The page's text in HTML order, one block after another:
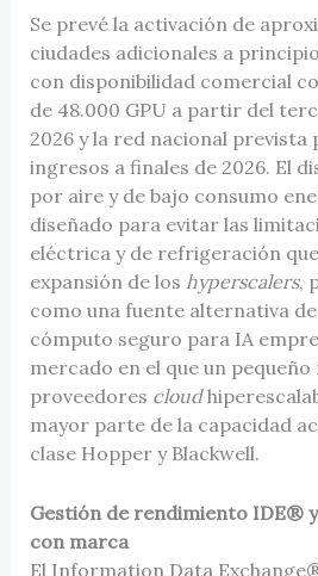
Se prevé la activación de
ciudades adicionales a
con disponibilidad comercial
de 48.000 GPU a partir del
2026 y la red nacional prevista
ingresos a finales de 2026. El
por aire y de bajo consumo
diseñado para evitar las
eléctrica y de refrigeración
expansión de los hyperscalers,
como una fuente alternativa
cómputo seguro para IA
mercado en el que un
proveedores cloud
mayor parte de la capacidad
clase Hopper y Blackwell.
Gestión de rendimiento IDE®
con marca
El Information Data